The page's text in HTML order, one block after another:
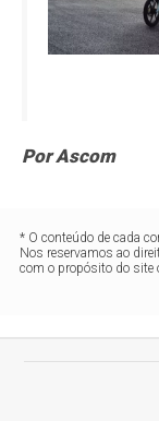
Por Ascom
* O conteúdo de cada
Nos reservamos ao
com o propósito do site